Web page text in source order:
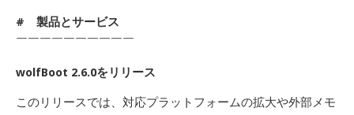
# 製品とサービス
￣￣￣￣￣￣￣￣￣￣
wolfBoot 2.6.0をリリース
このリリースでは、対応プラットフォームの拡大や外部メモ